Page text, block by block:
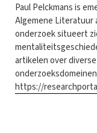
Paul Pelckmans is
Algemene Literatuur
onderzoek situeert
artikelen over
https://